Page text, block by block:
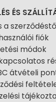
ÉS
a
fiók
módok
átvételi